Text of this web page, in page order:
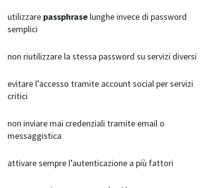
utilizzare passphrase lunghe invece di password
semplici
non riutilizzare la stessa password su servizi diversi
evitare l’accesso tramite account social per servizi
critici
non inviare mai credenziali tramite email o
messaggistica
attivare sempre l’autenticazione a più fattori